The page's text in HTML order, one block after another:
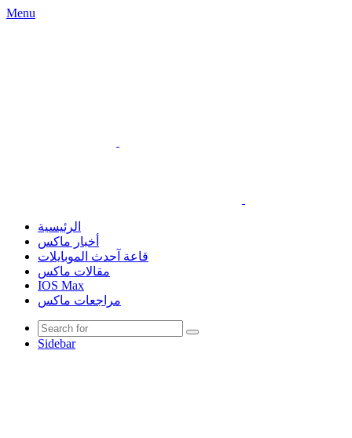
Menu
الرئيسية
أخبار ماكس
قاعة آحدث الموبايلات
مقالات ماكس
IOS Max
مراجعات ماكس
Sidebar